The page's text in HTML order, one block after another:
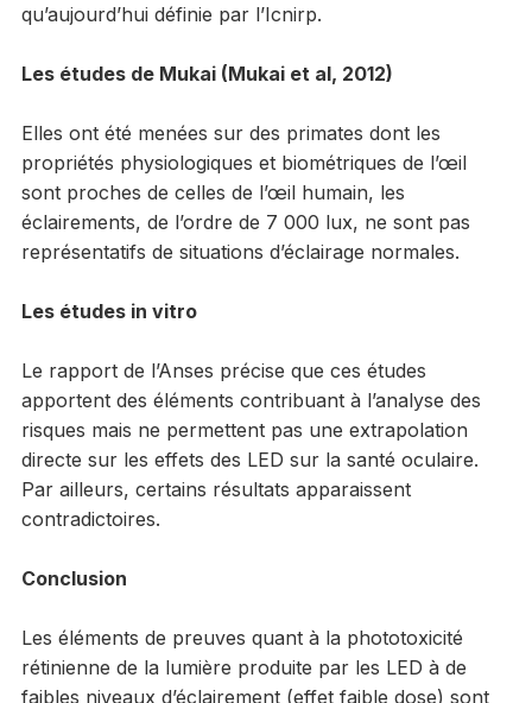
qu’aujourd’hui définie par l’Icnirp.
Les études de Mukai (Mukai et al, 2012)
Elles ont été menées sur des primates dont les
propriétés physiologiques et biométriques de l’œil
sont proches de celles de l’œil humain, les
éclairements, de l’ordre de 7 000 lux, ne sont pas
représentatifs de situations d’éclairage normales.
Les études in vitro
Le rapport de l’Anses précise que ces études
apportent des éléments contribuant à l’analyse des
risques mais ne permettent pas une extrapolation
directe sur les effets des LED sur la santé oculaire.
Par ailleurs, certains résultats apparaissent
contradictoires.
Conclusion
Les éléments de preuves quant à la phototoxicité
rétinienne de la lumière produite par les LED à de
faibles niveaux d’éclairement (effet faible dose) sont